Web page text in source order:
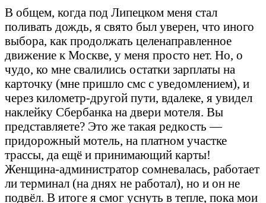
В общем, когда под Липецком меня стал
поливать дождь, я свято был уверен, что иного
выбора, как продолжать целенаправленное
движение к Москве, у меня просто нет. Но, о
чудо, ко мне свалились остатки зарплаты на
карточку (мне пришло смс с уведомлением), и
через километр-другой пути, вдалеке, я увидел
наклейку Сбербанка на двери мотеля. Вы
представляете? Это же такая редкость —
придорожный мотель, на платном участке
трассы, да ещё и принимающий карты!
Женщина-администратор сомневалась, работает
ли терминал (на днях не работал), но и он не
подвёл. В итоге я смог уснуть в тепле, пока мои